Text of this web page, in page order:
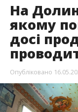
На
якому
досі
Опубліковано